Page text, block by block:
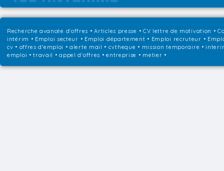
Recherche avancée d'offres •Articles presse • CV lettre de motivation •
intérim • Emploi secteur • Emploi département • Emploi recruteur •
cv • offres d'emploi • alerte mail • cvtheque • mission temporaire •
emploi • travail • appel d'offres • entreprise • metier •